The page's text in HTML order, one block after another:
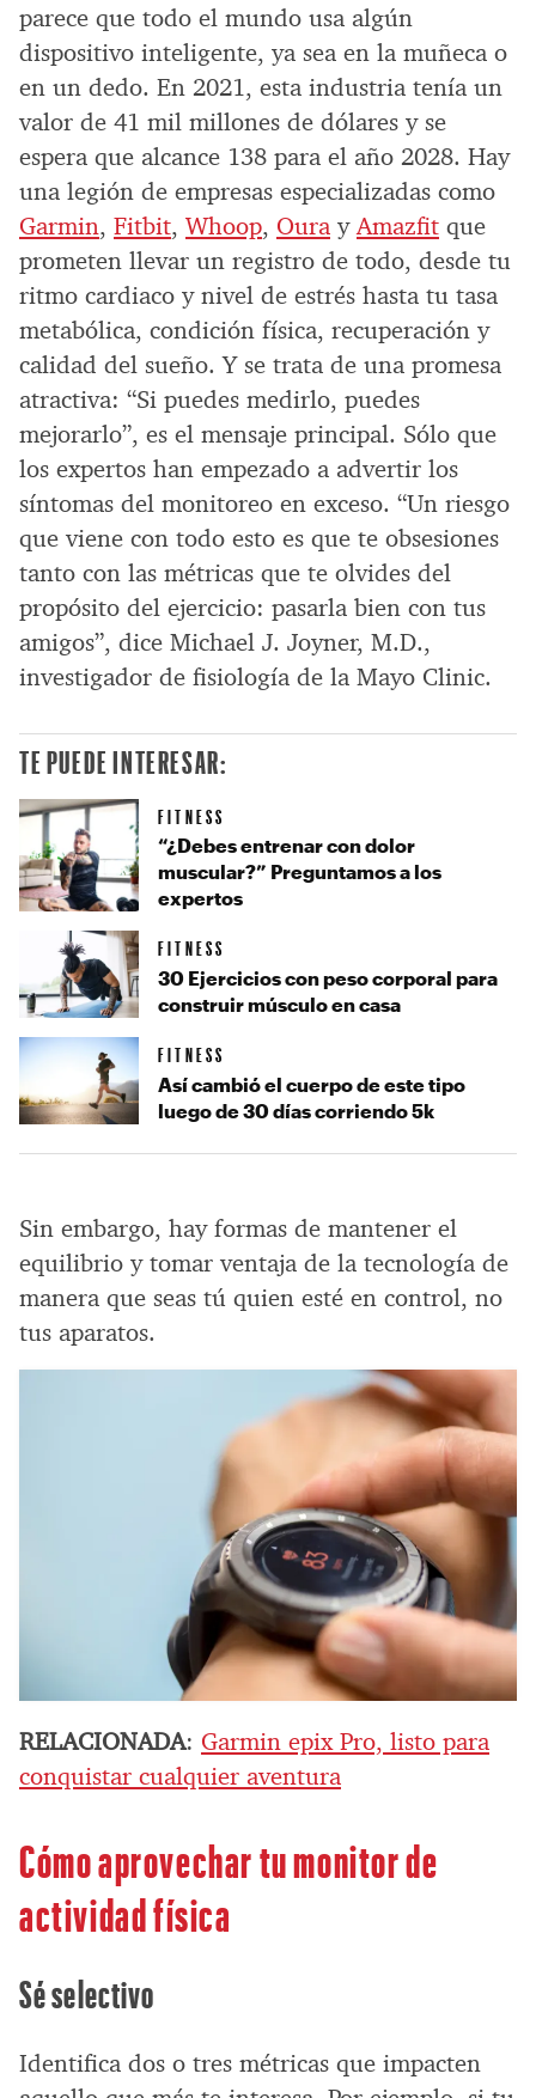
parece que todo el mundo usa algún
dispositivo inteligente, ya sea en la muñeca o
en un dedo. En 2021, esta industria tenía un
valor de 41 mil millones de dólares y se
espera que alcance 138 para el año 2028. Hay
una legión de empresas especializadas como
Garmin, Fitbit, Whoop, Oura yAmazfit que
prometen llevar un registro de todo, desde tu
ritmo cardiaco y nivel de estrés hasta tu tasa
metabólica, condición física, recuperación y
calidad del sueño. Y se trata de una promesa
atractiva: “Si puedes medirlo, puedes
mejorarlo”, es el mensaje principal. Sólo que
los expertos han empezado a advertir los
síntomas del monitoreo en exceso. “Un riesgo
que viene con todo esto es que te obsesiones
tanto con las métricas que te olvides del
propósito del ejercicio: pasarla bien con tus
amigos”, dice Michael J. Joyner, M.D.,
investigador de fisiología de la Mayo Clinic.
Sin embargo, hay formas de mantener el
equilibrio y tomar ventaja de la tecnología de
manera que seas tú quien esté en control, no
tus aparatos.
RELACIONADA: Garmin epix Pro, listo para
conquistar cualquier aventura
Cómo aprovechar tu monitor de
actividad física
Sé selectivo
Identifica dos o tres métricas que impacten
TE PUEDE INTERESAR:
FITNESS
“¿Debes entrenar con dolor
muscular?” Preguntamos a los
expertos
FITNESS
30 Ejercicios con peso corporal para
construir músculo en casa
FITNESS
Así cambió el cuerpo de este tipo
luego de 30 días corriendo 5k